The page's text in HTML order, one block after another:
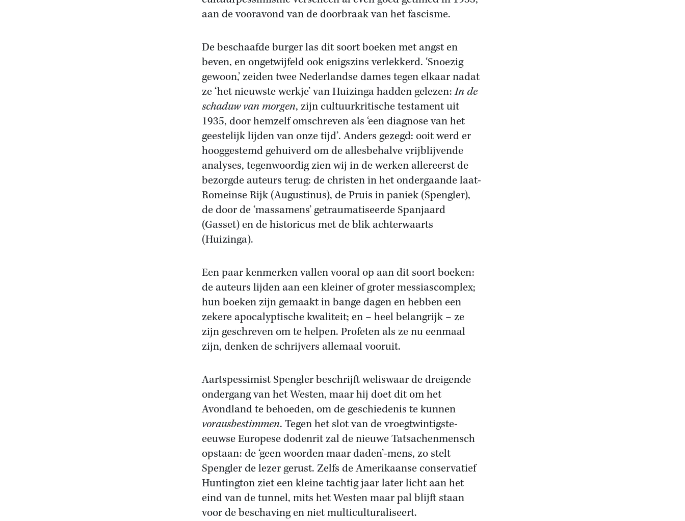
aan de vooravond van de doorbraak van het fascisme.
De beschaafde burger las dit soort boeken met angst en
beven, en ongetwijfeld ook enigszins verlekkerd. ‘Snoezig
gewoon,’ zeiden twee Nederlandse dames tegen elkaar nadat
ze ‘het nieuwste werkje’ van Huizinga hadden gelezen:In de
schaduw van morgen, zijn cultuurkritische testament uit
1935, door hemzelf omschreven als ‘een diagnose van het
geestelijk lijden van onze tijd’. Anders gezegd: ooit werd er
hooggestemd gehuiverd om de allesbehalve vrijblijvende
analyses, tegenwoordig zien wij in de werken allereerst de
bezorgde auteurs terug: de christen in het ondergaande laat-
Romeinse Rijk (Augustinus), de Pruis in paniek (Spengler),
de door de ‘massamens’ getraumatiseerde Spanjaard
(Gasset) en de historicus met de blik achterwaarts
(Huizinga).
Een paar kenmerken vallen vooral op aan dit soort boeken:
de auteurs lijden aan een kleiner of groter messiascomplex;
hun boeken zijn gemaakt in bange dagen en hebben een
zekere apocalyptische kwaliteit; en – heel belangrijk – ze
zijn geschreven om te helpen. Profeten als ze nu eenmaal
zijn, denken de schrijvers allemaal vooruit.
Aartspessimist Spengler beschrijft weliswaar de dreigende
ondergang van het Westen, maar hij doet dit om het
Avondland te behoeden, om de geschiedenis te kunnen
vorausbestimmen. Tegen het slot van de vroegtwintigste-
eeuwse Europese dodenrit zal de nieuwe Tatsachenmensch
opstaan: de ‘geen woorden maar daden’-mens, zo stelt
Spengler de lezer gerust. Zelfs de Amerikaanse conservatief
Huntington ziet een kleine tachtig jaar later licht aan het
eind van de tunnel, mits het Westen maar pal blijft staan
voor de beschaving en niet multiculturaliseert.